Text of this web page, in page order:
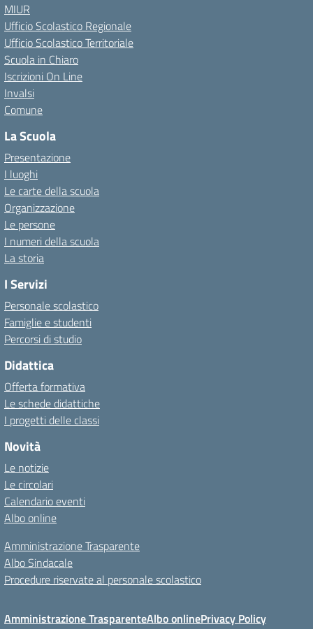
MIUR
Ufficio Scolastico Regionale
Ufficio Scolastico Territoriale
Scuola in Chiaro
Iscrizioni On Line
Invalsi
Comune
La Scuola
Presentazione
I luoghi
Le carte della scuola
Organizzazione
Le persone
I numeri della scuola
La storia
I Servizi
Personale scolastico
Famiglie e studenti
Percorsi di studio
Didattica
Offerta formativa
Le schede didattiche
I progetti delle classi
Novità
Le notizie
Le circolari
Calendario eventi
Albo online
Amministrazione Trasparente
Albo Sindacale
Procedure riservate al personale scolastico
Amministrazione TrasparenteAlbo onlinePrivacy Policy